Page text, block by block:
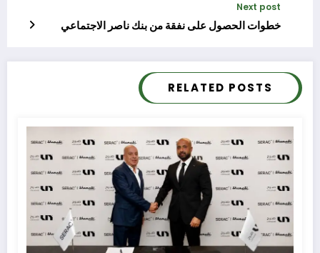
Next post
خطوات الحصول على نفقة من بنك ناصر الاجتماعي
RELATED POSTS